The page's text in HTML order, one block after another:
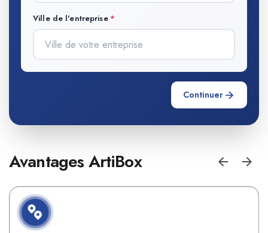
Ville de l'entreprise
Continuer
Avantages ArtiBox